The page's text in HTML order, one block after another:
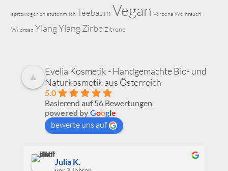
spitzwegerich stutenmilch TeebaumVegan Verbena Weihrauch
Wildrose Ylang YlangZirbe Zitrone
Evelia Kosmetik - Handgemachte Bio- und
Naturkosmetik aus Österreich
5.0
Basierend auf 56 Bewertungen
powered byGoogle
bewerte uns auf
Julia K.